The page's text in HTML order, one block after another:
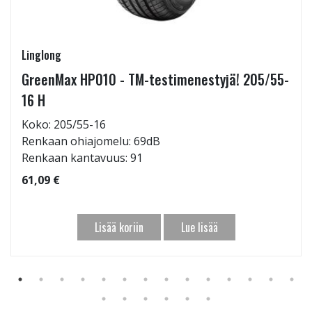
Linglong
GreenMax HP010 - TM-testimenestyjä! 205/55-
16 H
Koko: 205/55-16
Renkaan ohiajomelu: 69dB
Renkaan kantavuus: 91
61,09 €
Lisää koriin Lue lisää